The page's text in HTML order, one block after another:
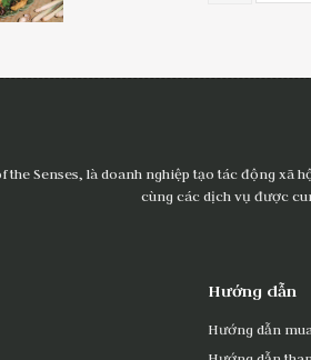
the Senses, là doanh nghiệp tạo tác động xã
cùng các dịch vụ được
Hướng dẫn
Hướng dẫn